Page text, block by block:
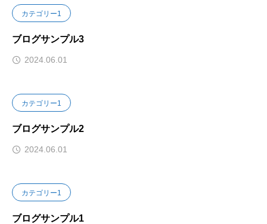
カテゴリー1
ブログサンプル3
2024.06.01
カテゴリー1
ブログサンプル2
2024.06.01
カテゴリー1
ブログサンプル1